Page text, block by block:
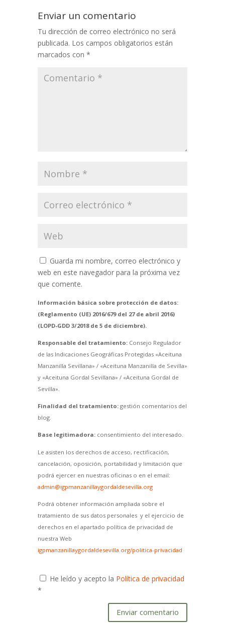
Enviar un comentario
Tu dirección de correo electrónico no será
publicada. Los campos obligatorios están
marcados con *
Guarda mi nombre, correo electrónico y
web en este navegador para la próxima vez
que comente.
Información básica sobre protección de datos:
(Reglamento (UE) 2016/679 del 27 de abril 2016)
(LOPD-GDD 3/2018 de 5 de diciembre).
Responsable del tratamiento:Consejo Regulador
de las Indicaciones Geográficas Protegidas «Aceituna
Manzanilla Sevillana» / «Aceituna Manzanilla de Sevilla»
y «Aceituna Gordal Sevillana» / «Aceituna Gordal de
Sevilla».
Finalidad del tratamiento:gestión comentarios del
blog.
Base legitimadora:consentimiento del interesado.
Le asisten los derechos de acceso, rectificación,
cancelación, oposición, portabilidad y limitación que
podrá ejercer en nuestras oficinas o en el email:
admin@igpmanzanillaygordaldesevilla.org
Podrá obtener información ampliada sobre el
tratamiento de sus datos personales y el ejercicio de
derechos en el apartado política de privacidad de
nuestra Web
igpmanzanillaygordaldesevilla.org/politica-privacidad
He leído y acepto la Política de privacidad
*
Enviar comentario